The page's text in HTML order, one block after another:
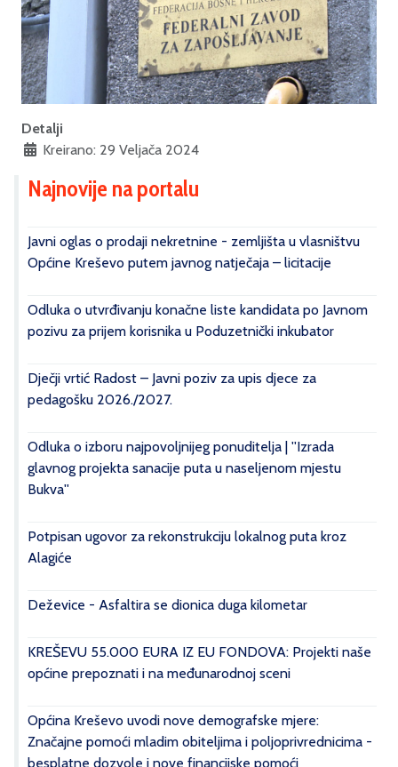
Detalji
Kreirano: 29 Veljača 2024
Najnovije na portalu
Javni oglas o prodaji nekretnine - zemljišta u vlasništvu
Općine Kreševo putem javnog natječaja – licitacije
Odluka o utvrđivanju konačne liste kandidata po Javnom
pozivu za prijem korisnika u Poduzetnički inkubator
Dječji vrtić Radost – Javni poziv za upis djece za
pedagošku 2026./2027.
Odluka o izboru najpovoljnijeg ponuditelja | ''Izrada
glavnog projekta sanacije puta u naseljenom mjestu
Bukva''
Potpisan ugovor za rekonstrukciju lokalnog puta kroz
Alagiće
Deževice - Asfaltira se dionica duga kilometar
KREŠEVU 55.000 EURA IZ EU FONDOVA: Projekti naše
općine prepoznati i na međunarodnoj sceni
Općina Kreševo uvodi nove demografske mjere:
Značajne pomoći mladim obiteljima i poljoprivrednicima -
besplatne dozvole i nove financijske pomoći